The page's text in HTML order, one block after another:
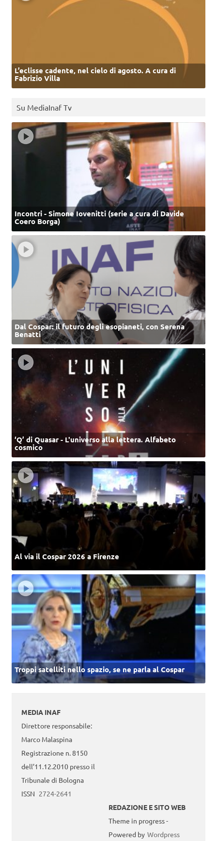
L’eclisse cadente, nel cielo di agosto. A cura di
Fabrizio Villa
Su MediaInaf Tv
Incontri - Simone Iovenitti (serie a cura di Davide
Coero Borga)
Dal Cospar: il futuro degli esopianeti, con Serena
Benatti
‘Q’ di Quasar - L'universo alla lettera. Alfabeto
cosmico
Al via il Cospar 2026 a Firenze
Troppi satelliti nello spazio, se ne parla al Cospar
MEDIA INAF
Direttore responsabile:
Marco Malaspina
Registrazione n. 8150
dell’11.12.2010 presso il
Tribunale di Bologna
ISSN 2724-2641
REDAZIONE E SITO WEB
Theme in progress -
Powered by Wordpress